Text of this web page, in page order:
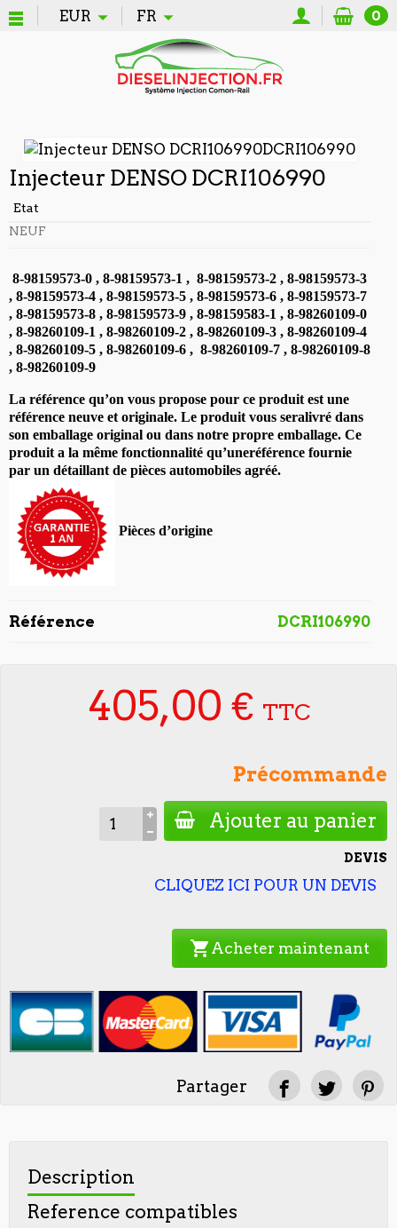
EUR FR 0
Injecteur DENSO DCRI106990
Etat
NEUF
8-98159573-0 , 8-98159573-1 , 8-98159573-2 , 8-98159573-3
, 8-98159573-4 , 8-98159573-5 , 8-98159573-6 , 8-98159573-7
, 8-98159573-8 , 8-98159573-9 , 8-98159583-1 , 8-98260109-0
, 8-98260109-1 , 8-98260109-2 , 8-98260109-3 , 8-98260109-4
, 8-98260109-5 , 8-98260109-6 , 8-98260109-7 , 8-98260109-8
, 8-98260109-9
La référence qu’on vous propose pour ce produit est une
référence neuve et originale. Le produit vous seralivré dans
son emballage original ou dans notre propre emballage. Ce
produit a la même fonctionnalité qu’uneréférence fournie
par un détaillant de pièces automobiles agréé.
Pièces d’origine
Référence DCRI106990
405,00 € TTC
Précommande
Ajouter au panier
DEVIS
CLIQUEZ ICI POUR UN DEVIS
shopping_cart Acheter maintenant
Partager
Description
Reference compatibles